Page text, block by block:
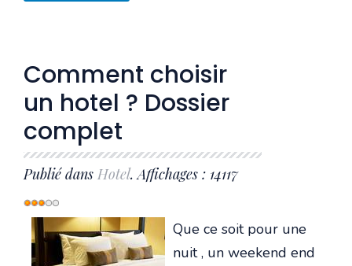
Comment choisir
un hotel ? Dossier
complet
Publié dans Hotel. Affichages : 14117
Vote
utilisateur:3/5
Que ce soit pour une
nuit , un weekend end